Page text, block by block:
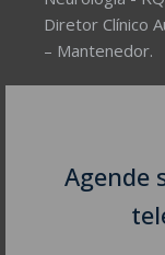
Agende
Diretor Clínico
– Mantenedor.
completas de
humanidade e
público em